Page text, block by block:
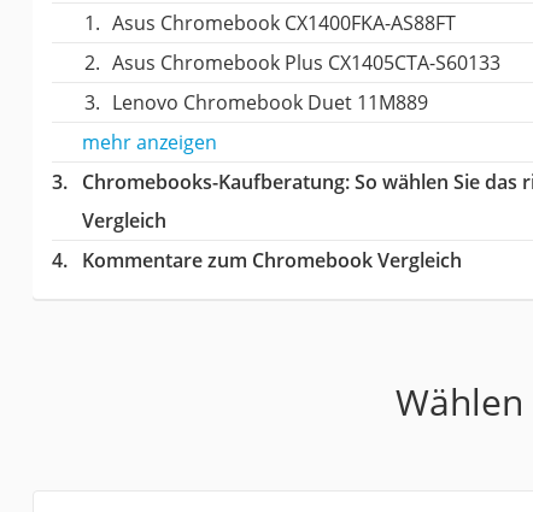
Asus Chromebook CX1400FKA-AS88FT
Asus Chromebook Plus CX1405CTA-S60133
Lenovo Chromebook Duet 11M889
mehr anzeigen
Chromebooks-Kaufberatung: So wählen Sie
Vergleich
Kommentare zum Chromebook Vergleich